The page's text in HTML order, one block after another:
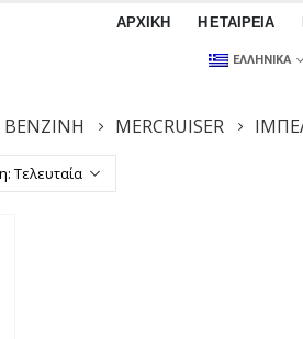
ΑΡΧΙΚΉ Η ΕΤΑΙΡΕΊΑ
ΕΛΛΗΝΙΚΆ
ΒΕΝΖΊΝΗ MERCRUISER